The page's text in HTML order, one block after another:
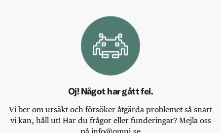
Oj! Något har gått fel.
Vi ber om ursäkt och försöker åtgärda problemet så snart
vi kan, håll ut! Har du frågor eller funderingar? Mejla oss